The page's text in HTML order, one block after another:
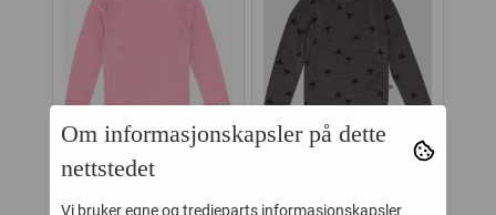
Om informasjonskapsler på dette
nettstedet
Vi bruker egne og tredjeparts informasjonskapsler